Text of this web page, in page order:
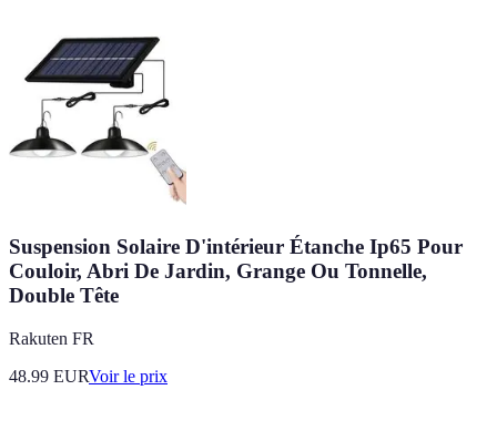
Suspension Solaire D'intérieur Étanche Ip65 Pour
Couloir, Abri De Jardin, Grange Ou Tonnelle,
Double Tête
Rakuten FR
48.99 EURVoir le prix